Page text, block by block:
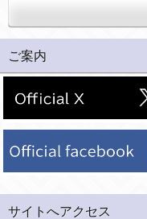
(2)法令等により開示を
ご案内
サイトへアクセス